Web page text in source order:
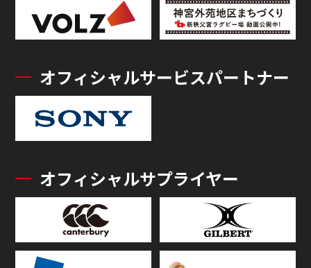
オフィシャルサービスパートナー
オフィシャルサプライヤー